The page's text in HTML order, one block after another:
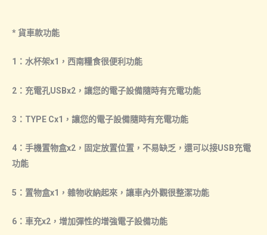
* 貨車款功能
1：水杯架x1，西南糧食很便利功能
2：充電孔USBx2，讓您的電子設備隨時有充電功能
3：TYPE Cx1，讓您的電子設備隨時有充電功能
4：手機置物盒x2，固定放置位置，不易缺乏，還可以接USB充電
功能
5：置物盒x1，雜物收納起來，讓車內外觀很整潔功能
6：車充x2，增加彈性的增強電子設備功能